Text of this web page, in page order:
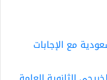
مع الإجابات